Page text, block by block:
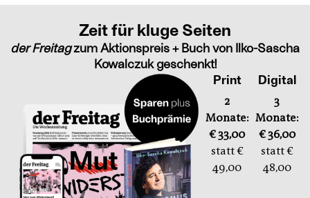
Zeit für kluge Seiten
der Freitagzum Aktionspreis + Buch von Ilko-Sascha
Kowalczuk geschenkt!
Print
2
Monate:
€ 33,00
statt €
49,00
Digital
3
Monate:
€ 36,00
statt €
48,00